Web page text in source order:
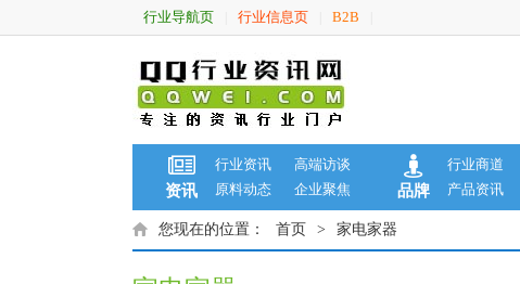
行业导航页 行业信息页 B2B
资讯
行业资讯
高端访谈
原料动态
企业聚焦 品牌
行业商道
产品资讯
您现在的位置： 首页 > 家电家器